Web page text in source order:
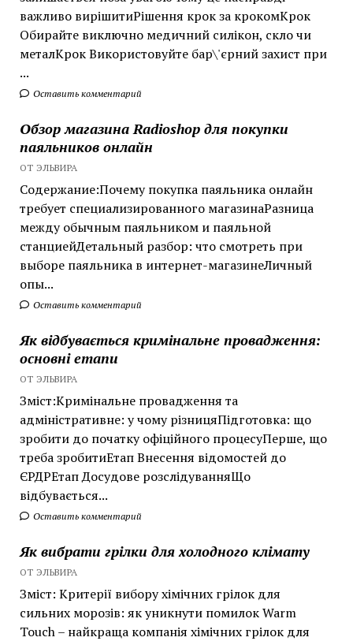
важливо вирішитиРішення крок за крокомКрок
Обирайте виключно медичний силікон, скло чи
металКрок Використовуйте бар\'єрний захист при
...
Оставить комментарий
Обзор магазина Radioshop для покупки
паяльников онлайн
ОТ ЭЛЬВИРА
Содержание:Почему покупка паяльника онлайн
требует специализированного магазинаРазница
между обычным паяльником и паяльной
станциейДетальный разбор: что смотреть при
выборе паяльника в интернет-магазинеЛичный
опы...
Оставить комментарий
Як відбувається кримінальне провадження:
основні етапи
ОТ ЭЛЬВИРА
Зміст:Кримінальне провадження та
адміністративне: у чому різницяПідготовка: що
зробити до початку офіційного процесуПерше, що
треба зробитиЕтап Внесення відомостей до
ЄРДРЕтап Досудове розслідуванняЩо
відбувається...
Оставить комментарий
Як вибрати грілки для холодного клімату
ОТ ЭЛЬВИРА
Зміст: Критерії вибору хімічних грілок для
сильних морозів: як уникнути помилок Warm
Touch – найкраща компанія хімічних грілок для